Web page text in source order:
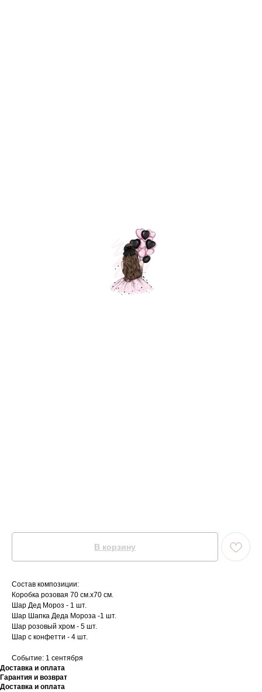
В корзину
Состав композиции:
Коробка розовая 70 см.x70 см.
Шар Дед Мороз - 1 шт.
Шар Шапка Деда Мороза -1 шт.
Шар розовый хром - 5 шт.
Шар с конфетти - 4 шт.
Событие: 1 сентября
Доставка и оплата
Гарантия и возврат
Доставка и оплата